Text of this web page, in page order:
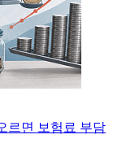
르면 보험료 부담